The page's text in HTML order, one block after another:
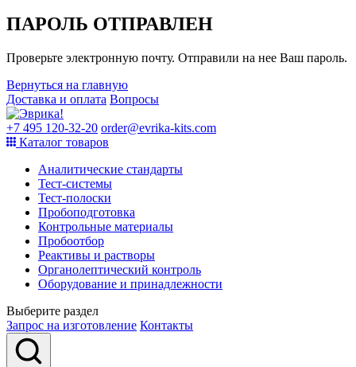
ПАРОЛЬ ОТПРАВЛЕН
Проверьте электронную почту. Отправили на нее Ваш пароль.
Вернуться на главную
Доставка и оплата Вопросы
+7 495 120-32-20 order@evrika-kits.com
Каталог товаров
Аналитические стандарты
Тест-системы
Тест-полоски
Пробоподготовка
Контрольные материалы
Пробоотбор
Реактивы и растворы
Органолептический контроль
Оборудование и принадлежности
Выберите раздел
Запрос на изготовление Контакты